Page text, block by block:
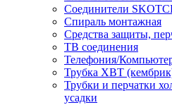
Соединители
Спираль монтажная
Средства защиты,
ТВ соединения
Телефония/
Трубка ХВТ
Трубки и перчатки
усадки